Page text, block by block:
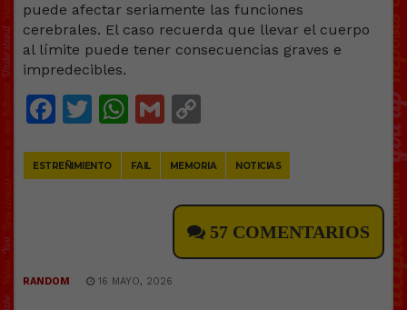
puede afectar seriamente las funciones
cerebrales. El caso recuerda que llevar el cuerpo
al límite puede tener consecuencias graves e
impredecibles.
Facebook
Twitter
WhatsApp
Gmail
ESTREÑIMIENTO FAIL MEMORIA NOTICIAS
57 COMENTARIOS
RANDOM 16 MAYO, 2026